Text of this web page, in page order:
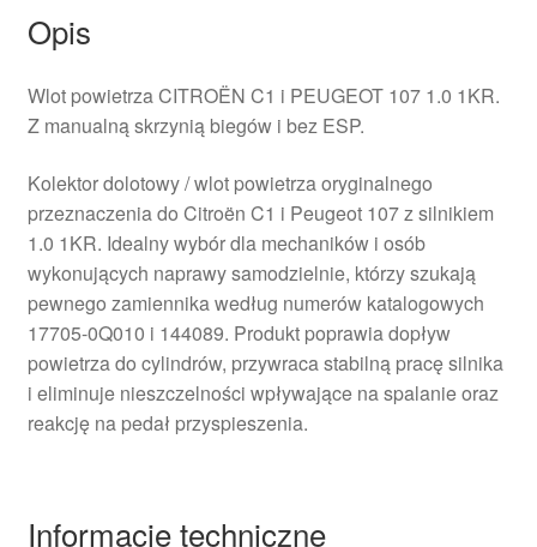
Opis
Wlot powietrza CITROËN C1 i PEUGEOT 107 1.0 1KR.
Z manualną skrzynią biegów i bez ESP.
Kolektor dolotowy / wlot powietrza oryginalnego
przeznaczenia do Citroën C1 i Peugeot 107 z silnikiem
1.0 1KR. Idealny wybór dla mechaników i osób
wykonujących naprawy samodzielnie, którzy szukają
pewnego zamiennika według numerów katalogowych
17705-0Q010 i 144089. Produkt poprawia dopływ
powietrza do cylindrów, przywraca stabilną pracę silnika
i eliminuje nieszczelności wpływające na spalanie oraz
reakcję na pedał przyspieszenia.
Informacje techniczne